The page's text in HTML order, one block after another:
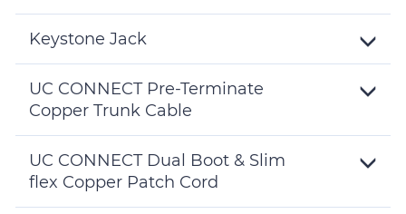
Keystone Jack
UC CONNECT Pre-Terminate
Copper Trunk Cable
UC CONNECT Dual Boot & Slim
flex Copper Patch Cord